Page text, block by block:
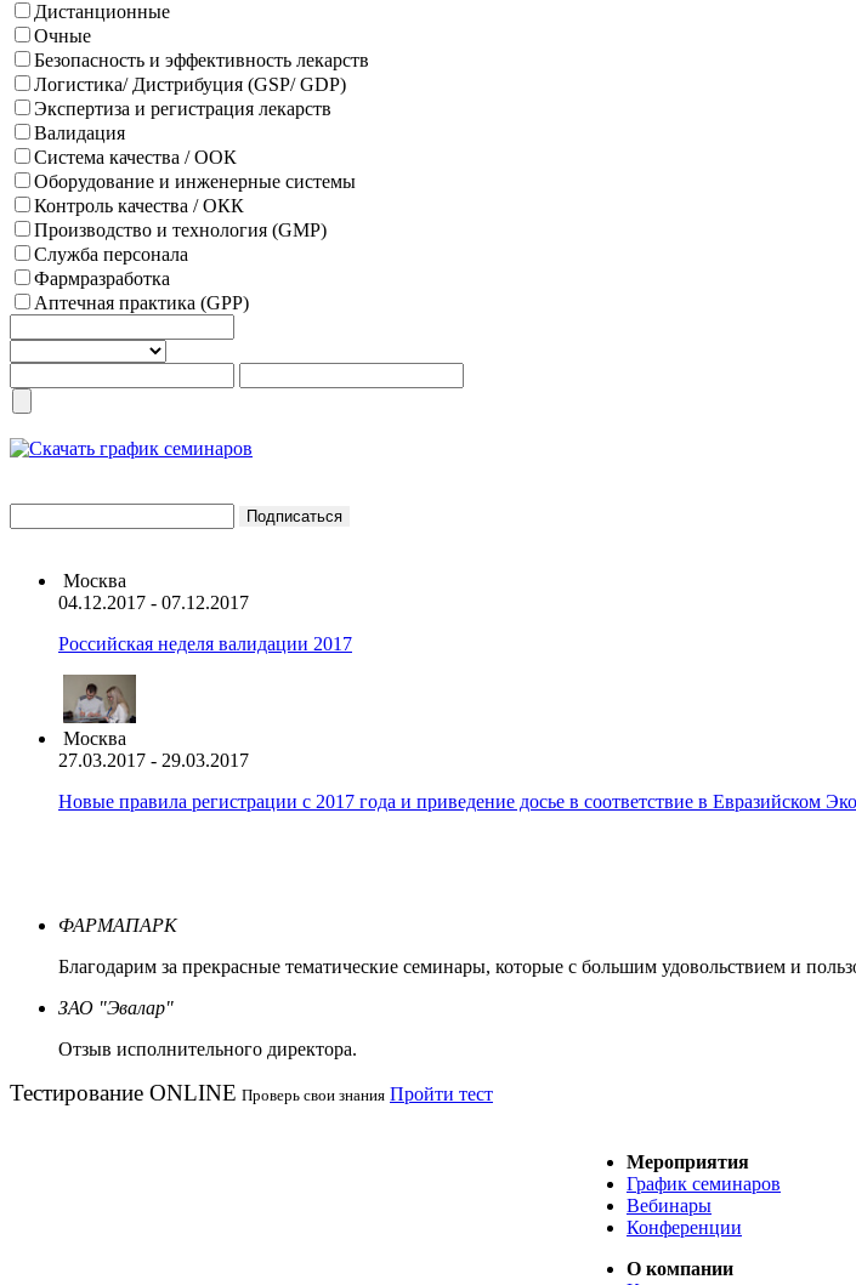
Дистанционные
Очные
Безопасность и эффективность лекарств
Логистика/ Дистрибуция (GSP/ GDP)
Экспертиза и регистрация лекарств
Валидация
Система качества / ООК
Оборудование и инженерные системы
Контроль качества / ОКК
Производство и технология (GMP)
Служба персонала
Фармразработка
Аптечная практика (GPP)
Москва
04.12.2017 - 07.12.2017
Российская неделя валидации 2017
Москва
27.03.2017 - 29.03.2017
Новые правила регистрации c 2017 года и приведение досье в соответствие в Евразийском
ФАРМАПАРК
Благодарим за прекрасные тематические семинары, которые с большим удовольствием и
ЗАО "Эвалар"
Отзыв исполнительного директора.
Тестирование ONLINE Проверь свои знания Пройти тест
Мероприятия
График семинаров
Вебинары
Конференции
О компании